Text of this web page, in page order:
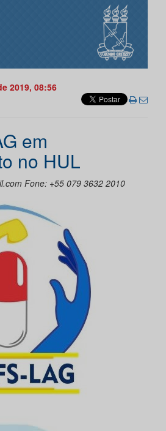
2019, 08:56
em
no HUL
Fone: +55 079 3632 2010